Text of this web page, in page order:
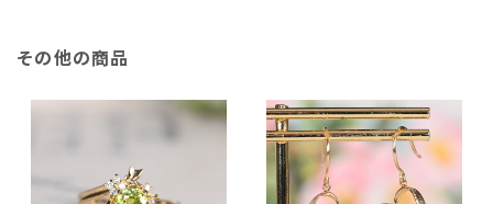
その他の商品